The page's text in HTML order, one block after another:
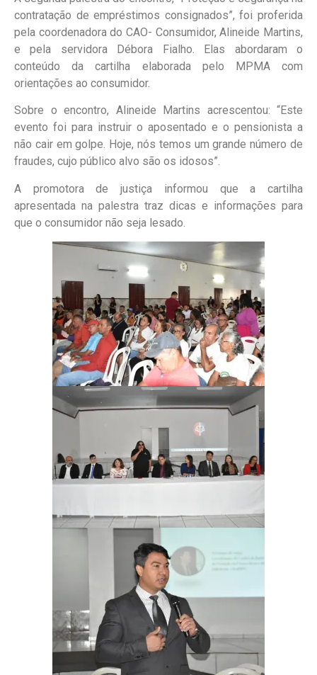
contratação de empréstimos consignados”, foi proferida
pela coordenadora do CAO- Consumidor, Alineide Martins,
e pela servidora Débora Fialho. Elas abordaram o
conteúdo da cartilha elaborada pelo MPMA com
orientações ao consumidor.
Sobre o encontro, Alineide Martins acrescentou: “Este
evento foi para instruir o aposentado e o pensionista a
não cair em golpe. Hoje, nós temos um grande número de
fraudes, cujo público alvo são os idosos”.
A promotora de justiça informou que a cartilha
apresentada na palestra traz dicas e informações para
que o consumidor não seja lesado.